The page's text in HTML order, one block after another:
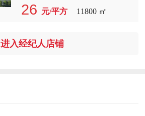
11800平（7米高）双面库，楼上每层
1700平/6000平方，大小好分租，5吨
26 元/平方 11800 ㎡
进入经纪人店铺